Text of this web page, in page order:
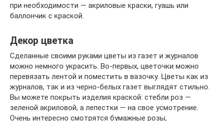
при необходимости — акриловые краски, гуашь или
баллончик с краской.
Декор цветка
Сделанные своими руками цветы из газет и журналов
можно немного украсить. Во-первых, цветочки можно
перевязать лентой и поместить в вазочку. Цветы как из
журналов, так и из черно-белых газет выглядят стильно.
Вы можете покрыть изделия краской: стебли роз —
зеленой акриловой, а лепестки — на свое усмотрение.
Очень интересно смотрятся бумажные розы,